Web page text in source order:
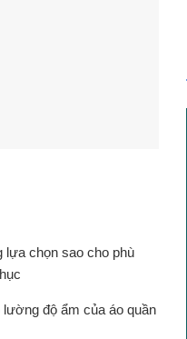
lựa chọn sao cho phù
độ ẩm của áo quần